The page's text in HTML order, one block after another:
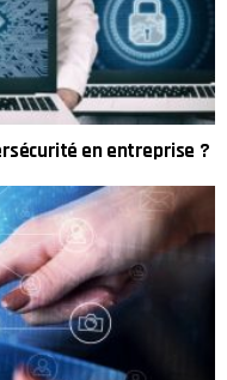
en entreprise ?